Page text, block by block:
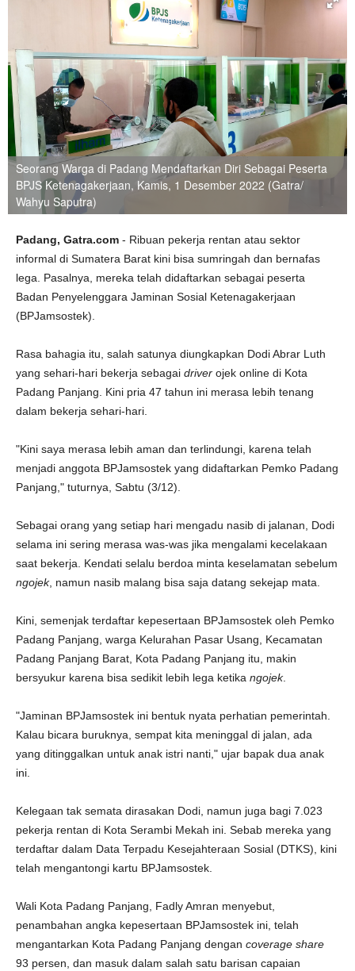
Seorang Warga di Padang Mendaftarkan Diri Sebagai Peserta
BPJS Ketenagakerjaan, Kamis, 1 Desember 2022 (Gatra/
Wahyu Saputra)
Padang, Gatra.com - Ribuan pekerja rentan atau sektor
informal di Sumatera Barat kini bisa sumringah dan bernafas
lega. Pasalnya, mereka telah didaftarkan sebagai peserta
Badan Penyelenggara Jaminan Sosial Ketenagakerjaan
(BPJamsostek).
Rasa bahagia itu, salah satunya diungkapkan Dodi Abrar Luth
yang sehari-hari bekerja sebagai driver ojek online di Kota
Padang Panjang. Kini pria 47 tahun ini merasa lebih tenang
dalam bekerja sehari-hari.
"Kini saya merasa lebih aman dan terlindungi, karena telah
menjadi anggota BPJamsostek yang didaftarkan Pemko Padang
Panjang," tuturnya, Sabtu (3/12).
Sebagai orang yang setiap hari mengadu nasib di jalanan, Dodi
selama ini sering merasa was-was jika mengalami kecelakaan
saat bekerja. Kendati selalu berdoa minta keselamatan sebelum
ngojek, namun nasib malang bisa saja datang sekejap mata.
Kini, semenjak terdaftar kepesertaan BPJamsostek oleh Pemko
Padang Panjang, warga Kelurahan Pasar Usang, Kecamatan
Padang Panjang Barat, Kota Padang Panjang itu, makin
bersyukur karena bisa sedikit lebih lega ketika ngojek.
"Jaminan BPJamsostek ini bentuk nyata perhatian pemerintah.
Kalau bicara buruknya, sempat kita meninggal di jalan, ada
yang ditinggalkan untuk anak istri nanti," ujar bapak dua anak
ini.
Kelegaan tak semata dirasakan Dodi, namun juga bagi 7.023
pekerja rentan di Kota Serambi Mekah ini. Sebab mereka yang
terdaftar dalam Data Terpadu Kesejahteraan Sosial (DTKS), kini
telah mengantongi kartu BPJamsostek.
Wali Kota Padang Panjang, Fadly Amran menyebut,
penambahan angka kepesertaan BPJamsostek ini, telah
mengantarkan Kota Padang Panjang dengan coverage share
93 persen, dan masuk dalam salah satu barisan capaian